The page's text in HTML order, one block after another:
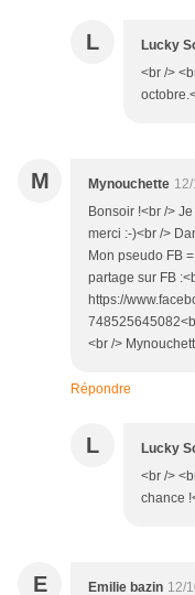
L Lucky
<br />
M Mynouchette
Bonsoir !<br />
merci :-)<br />
Mon pseudo FB
partage sur FB
https://
<br />
Répondre
L Lucky
<br />
chance
E Emilie bazin 12/